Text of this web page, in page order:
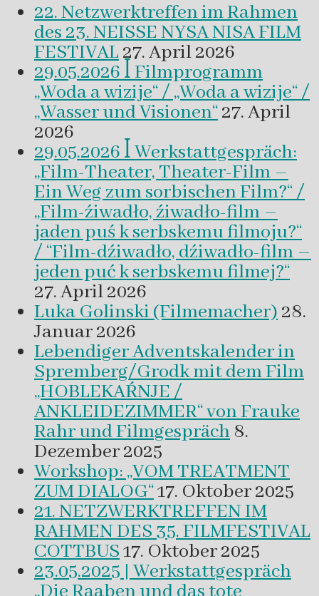
22. Netzwerktreffen im Rahmen
des 23. NEISSE NYSA NISA FILM
FESTIVAL27. April 2026
29.05.2026 ꟾ Filmprogramm
„Woda a wizije“ / „Woda a wizije“ /
„Wasser und Visionen“27. April
2026
29.05.2026 ꟾ Werkstattgespräch:
„Film-Theater, Theater-Film –
Ein Weg zum sorbischen Film?“ /
„Film-źiwadło, źiwadło-film –
jaden puś k serbskemu filmoju?“
/ “Film-dźiwadło, dźiwadło-film –
jeden puć k serbskemu filmej?“
27. April 2026
Luka Golinski (Filmemacher)28.
Januar 2026
Lebendiger Adventskalender in
Spremberg/Grodk mit dem Film
„HOBLEKAŔNJE /
ANKLEIDEZIMMER“ von Frauke
Rahr und Filmgespräch 8.
Dezember 2025
Workshop: „VOM TREATMENT
ZUM DIALOG“17. Oktober 2025
21. NETZWERKTREFFEN IM
RAHMEN DES 35. FILMFESTIVAL
COTTBUS17. Oktober 2025
23.05.2025 | Werkstattgespräch